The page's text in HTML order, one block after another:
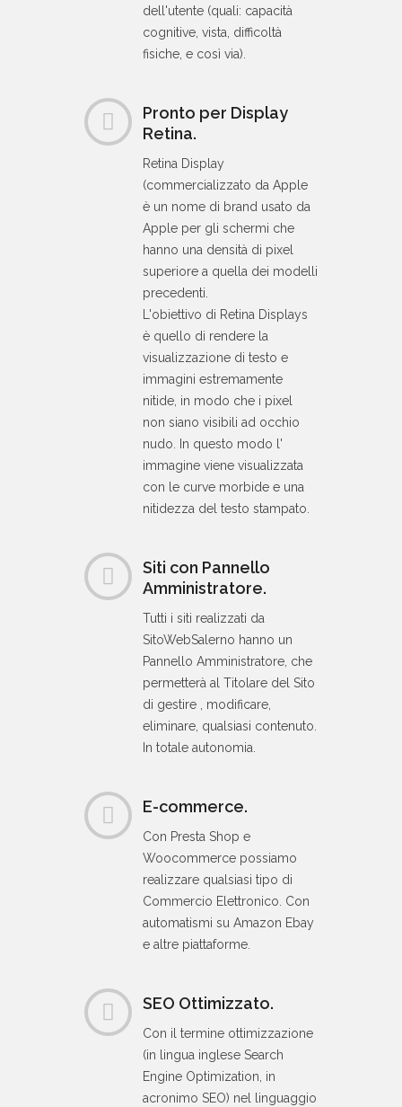
dell'utente (quali: capacità
cognitive, vista, difficoltà
fisiche, e così via).
Pronto per Display
Retina.
Retina Display
(commercializzato da Apple
è un nome di brand usato da
Apple per gli schermi che
hanno una densità di pixel
superiore a quella dei modelli
precedenti.
L'obiettivo di Retina Displays
è quello di rendere la
visualizzazione di testo e
immagini estremamente
nitide, in modo che i pixel
non siano visibili ad occhio
nudo. In questo modo l'
immagine viene visualizzata
con le curve morbide e una
nitidezza del testo stampato.
Siti con Pannello
Amministratore.
Tutti i siti realizzati da
SitoWebSalerno hanno un
Pannello Amministratore, che
permetterà al Titolare del Sito
di gestire , modificare,
eliminare, qualsiasi contenuto.
In totale autonomia.
E-commerce.
Con Presta Shop e
Woocommerce possiamo
realizzare qualsiasi tipo di
Commercio Elettronico. Con
automatismi su Amazon Ebay
e altre piattaforme.
SEO Ottimizzato.
Con il termine ottimizzazione
(in lingua inglese Search
Engine Optimization, in
acronimo SEO) nel linguaggio